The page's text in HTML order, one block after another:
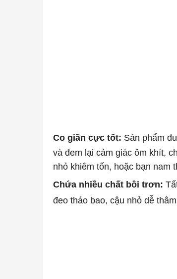
Co giãn cực tốt: Sản phẩm
và đem lại cảm giác ôm khít,
nhỏ khiêm tốn, hoặc bạn nam
Chứa nhiều chất bôi trơn:
đeo tháo bao, cậu nhỏ dễ